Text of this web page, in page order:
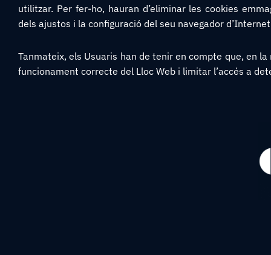
utilitzar. Per fer-ho, hauran d’eliminar les cookies
dels ajustos i la configuració del seu navegador
Tanmateix, els Usuaris han de tenir en compte que, en
funcionament correcte del Lloc Web i limitar l’accés a